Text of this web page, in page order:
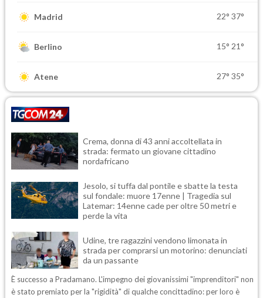
Madrid 22° 37°
Berlino 15° 21°
Atene 27° 35°
Crema, donna di 43 anni accoltellata in
strada: fermato un giovane cittadino
nordafricano
Jesolo, si tuffa dal pontile e sbatte la testa
sul fondale: muore 17enne | Tragedia sul
Latemar: 14enne cade per oltre 50 metri e
perde la vita
Udine, tre ragazzini vendono limonata in
strada per comprarsi un motorino: denunciati
da un passante
È successo a Pradamano. L'impegno dei giovanissimi "imprenditori" non
è stato premiato per la "rigidità" di qualche concittadino: per loro è